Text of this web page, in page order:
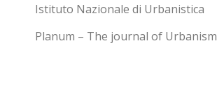
Istituto Nazionale di Urbanistica
Planum – The journal of Urbanism